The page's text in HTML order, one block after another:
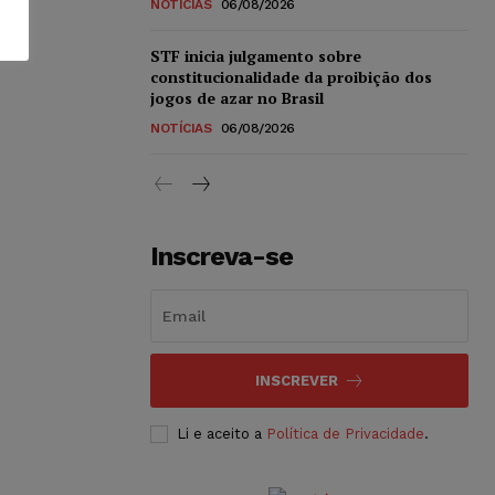
NOTÍCIAS 06/08/2026
STF inicia julgamento sobre
constitucionalidade da proibição dos
jogos de azar no Brasil
NOTÍCIAS 06/08/2026
Inscreva-se
INSCREVER
Li e aceito a Política de Privacidade.